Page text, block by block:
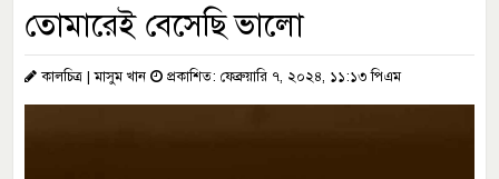
তোমারেই বেসেছি ভালো
কালচিত্র | মাসুম খান প্রকাশিত: ফেব্রুয়ারি ৭, ২০২৪, ১১:১৩ পিএম